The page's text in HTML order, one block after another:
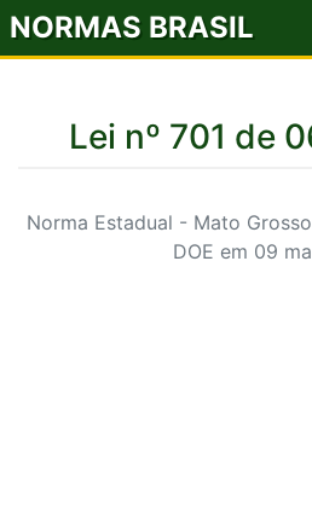
NORMAS BRASIL
Lei nº 701 de
Norma Estadual - Mato
DOE em 09